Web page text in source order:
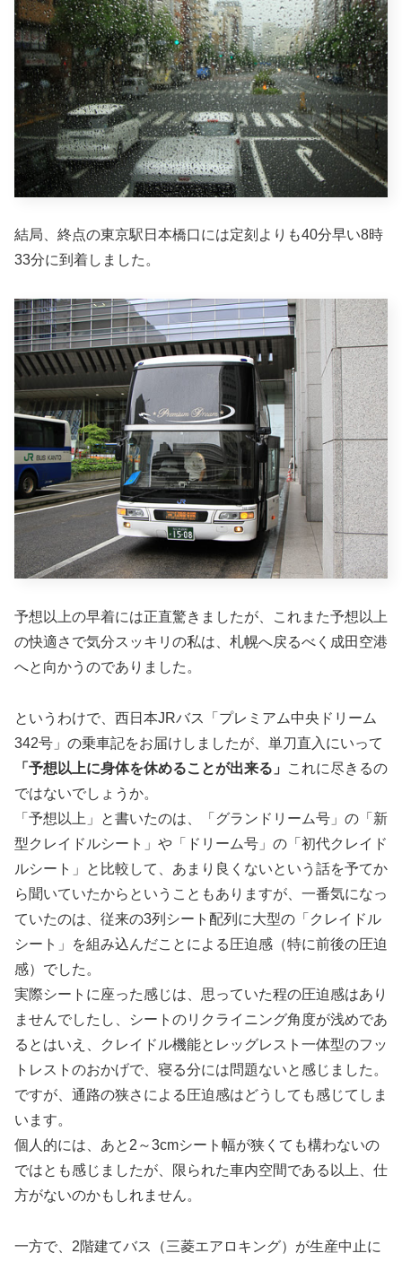
結局、終点の東京駅日本橋口には定刻よりも40分早い8時
33分に到着しました。
予想以上の早着には正直驚きましたが、これまた予想以上
の快適さで気分スッキリの私は、札幌へ戻るべく成田空港
へと向かうのでありました。
というわけで、西日本JRバス「プレミアム中央ドリーム
342号」の乗車記をお届けしましたが、単刀直入にいって
「予想以上に身体を休めることが出来る」
これに尽きるの
ではないでしょうか。
「予想以上」と書いたのは、「グランドリーム号」の「新
型クレイドルシート」や「ドリーム号」の「初代クレイド
ルシート」と比較して、あまり良くないという話を予てか
ら聞いていたからということもありますが、一番気になっ
ていたのは、従来の3列シート配列に大型の「クレイドル
シート」を組み込んだことによる圧迫感（特に前後の圧迫
感）でした。
実際シートに座った感じは、思っていた程の圧迫感はあり
ませんでしたし、シートのリクライニング角度が浅めであ
るとはいえ、クレイドル機能とレッグレスト一体型のフッ
トレストのおかげで、寝る分には問題ないと感じました。
ですが、通路の狭さによる圧迫感はどうしても感じてしま
います。
個人的には、あと2～3cmシート幅が狭くても構わないの
ではとも感じましたが、限られた車内空間である以上、仕
方がないのかもしれません。
一方で、2階建てバス（三菱エアロキング）が生産中止に